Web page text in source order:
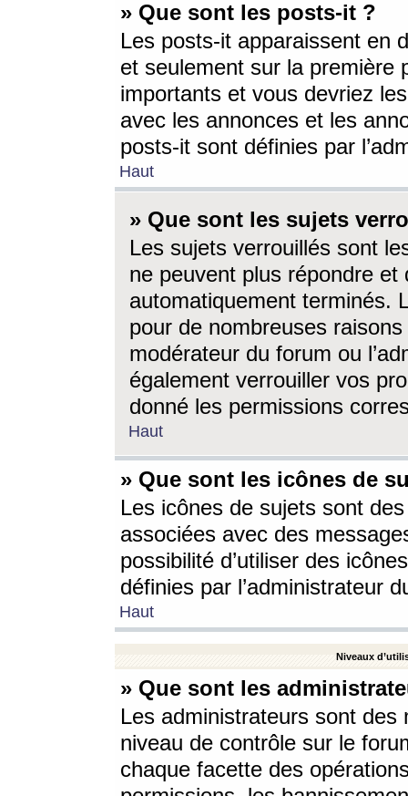
» Que sont les posts-it ?
Les posts-it apparaissent en
et seulement sur la première
importants et vous devriez
avec les annonces et les
posts-it sont définies par
Haut
» Que sont les sujets
Les sujets verrouillés sont
ne peuvent plus répondre
automatiquement terminés.
pour de nombreuses
modérateur du forum ou
également verrouiller vos
donné les permissions
Haut
» Que sont les icônes de
Les icônes de sujets sont
associées avec des
possibilité d’utiliser des
définies par l’administrateur
Haut
Niveaux
» Que sont les
Les administrateurs sont
niveau de contrôle sur le
chaque facette des